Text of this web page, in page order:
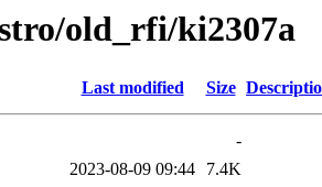
old_rfi/ki2307a
Last modified Size
-
2023-08-09 09:44
7.4K